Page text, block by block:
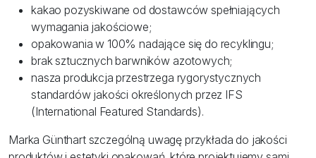
kakao pozyskiwane od dostawców spełniających
wymagania jakościowe;
opakowania w 100% nadające się do recyklingu;
brak sztucznych barwników azotowych;
nasza produkcja przestrzega rygorystycznych
standardów jakości określonych przez IFS
(International Featured Standards).
Marka Günthart szczególną uwagę przykłada do jakości